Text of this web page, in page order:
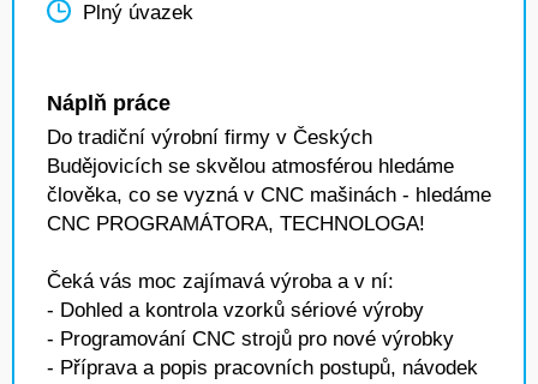
Plný úvazek
Náplň práce
Do tradiční výrobní firmy v Českých
Budějovicích se skvělou atmosférou hledáme
člověka, co se vyzná v CNC mašinách - hledáme
CNC PROGRAMÁTORA, TECHNOLOGA!
Čeká vás moc zajímavá výroba a v ní:
- Dohled a kontrola vzorků sériové výroby
- Programování CNC strojů pro nové výrobky
- Příprava a popis pracovních postupů, návodek